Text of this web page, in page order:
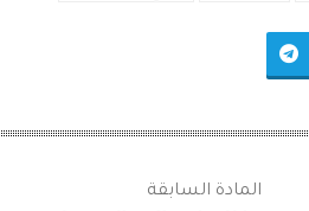
المادة السابقة